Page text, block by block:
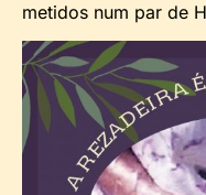
metidos num par de